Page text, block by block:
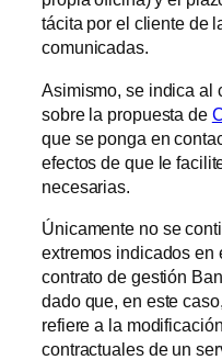
tácita por el cliente de
comunicadas.
Asimismo, se indica al
sobre la propuesta de
que se ponga en
efectos de que le
necesarias.
Únicamente no se
extremos indicados en
contrato de gestión
dado que, en este
refiere a la
contractuales de un